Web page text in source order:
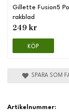
Gillette Fusion5
rakblad
249 kr
KÖP
SPARA SOM
Artikelnummer: